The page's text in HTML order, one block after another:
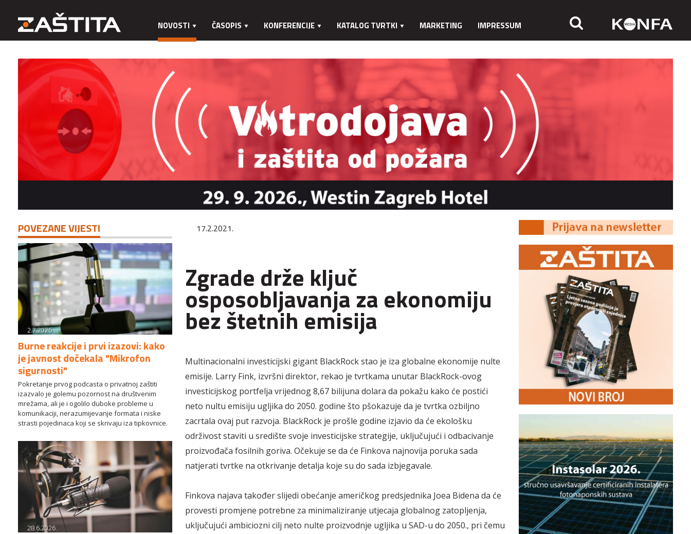
NOVOSTI ČASOPIS KONFERENCIJE KATALOG TVRTKI MARKETING IMPRESSUM
POVEZANE VIJESTI
2.7.2026.
Burne reakcije i prvi izazovi: kako
je javnost dočekala "Mikrofon
sigurnosti"
Pokretanje prvog podcasta o privatnoj zaštiti
izazvalo je golemu pozornost na društvenim
mrežama, ali je i ogolilo duboke probleme u
komunikaciji, nerazumijevanje formata i niske
strasti pojedinaca koji se skrivaju iza tipkovnice.
28.6.2026.
17.2.2021.
Zgrade drže ključ
osposobljavanja za ekonomiju
bez štetnih emisija
Multinacionalni investicijski gigant BlackRock stao je iza globalne ekonomije nulte
emisije. Larry Fink, izvršni direktor, rekao je tvrtkama unutar BlackRock-ovog
investicijskog portfelja vrijednog 8,67 bilijuna dolara da pokažu kako će postići
neto nultu emisiju ugljika do 2050. godine što pšokazuje da je tvrtka ozbiljno
zacrtala ovaj put razvoja. BlackRock je prošle godine izjavio da će ekološku
održivost staviti u središte svoje investicijske strategije, uključujući i odbacivanje
proizvođača fosilnih goriva. Očekuje se da će Finkova najnovija poruka sada
natjerati tvrtke na otkrivanje detalja koje su do sada izbjegavale.
Finkova najava također slijedi obećanje američkog predsjednika Joea Bidena da će
provesti promjene potrebne za minimaliziranje utjecaja globalnog zatopljenja,
uključujući ambiciozni cilj neto nulte proizvodnje ugljika u SAD-u do 2050., pri čemu